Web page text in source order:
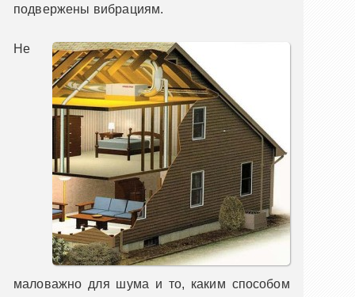
подвержены вибрациям.
Не
маловажно для шума и то, каким способом